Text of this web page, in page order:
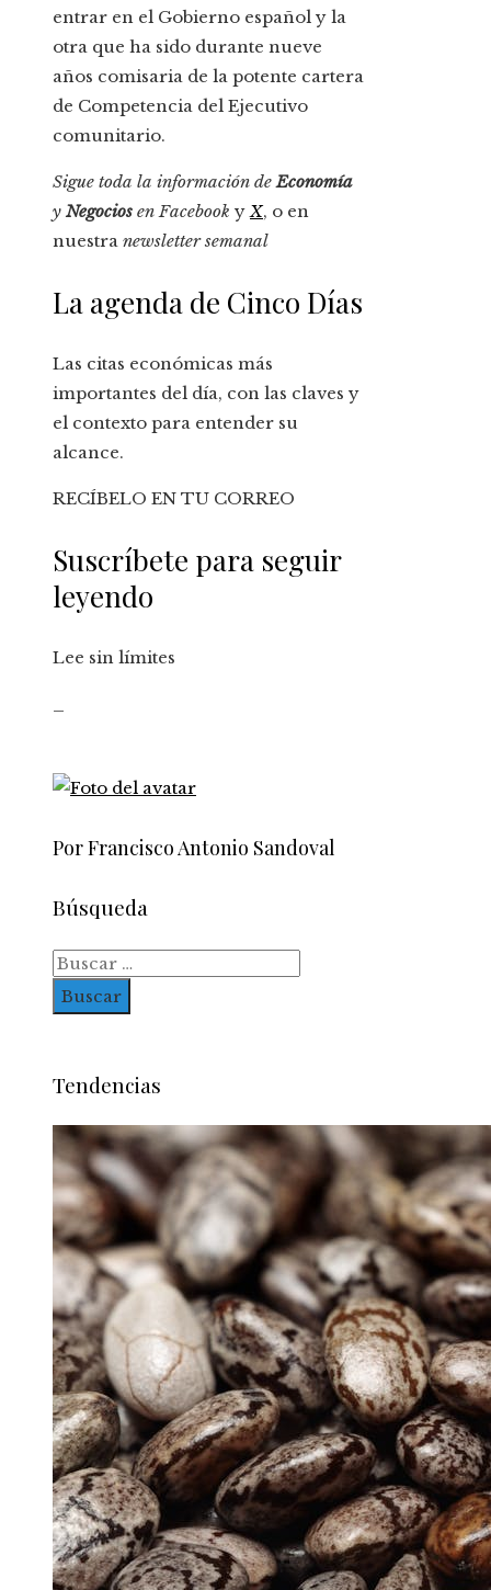
entrar en el Gobierno español y la
otra que ha sido durante nueve
años comisaria de la potente cartera
de Competencia del Ejecutivo
comunitario.
Sigue toda la información deEconomía
y Negocios enFacebook yX, o en
nuestra newsletter semanal
La agenda de Cinco Días
Las citas económicas más
importantes del día, con las claves y
el contexto para entender su
alcance.
RECÍBELO EN TU CORREO
Suscríbete para seguir
leyendo
Lee sin límites
Por Francisco Antonio Sandoval
Búsqueda
Buscar:
Tendencias